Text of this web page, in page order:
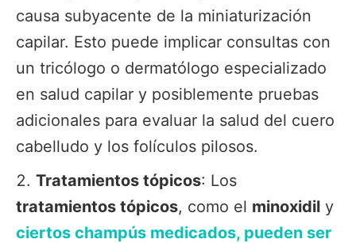
causa subyacente de la miniaturización
capilar. Esto puede implicar consultas con
un tricólogo o dermatólogo especializado
en salud capilar y posiblemente pruebas
adicionales para evaluar la salud del cuero
cabelludo y los folículos pilosos.
Tratamientos tópicos: Los
tratamientos tópicos, como el minoxidil y
ciertos champús medicados, pueden ser